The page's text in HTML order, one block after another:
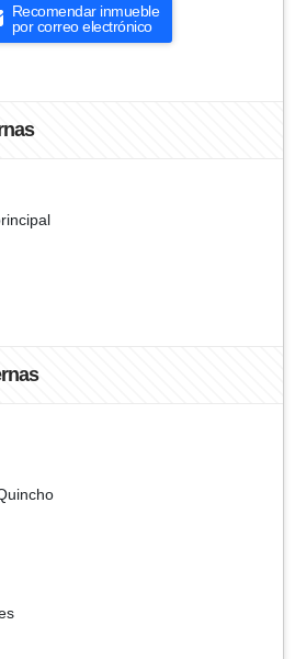
Recomendar inmueble
por correo electrónico